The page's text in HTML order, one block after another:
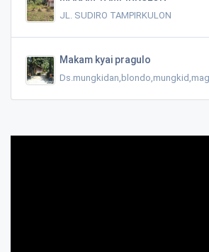
JL. SUDIRO TAMPIRKULON
Makam kyai pragulo